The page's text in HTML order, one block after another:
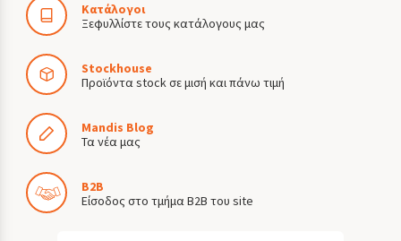
Κατάλογοι
Ξεφυλλίστε τους κατάλογους μας
Stockhouse
Προϊόντα stock σε μισή και πάνω τιμή
Mandis Blog
Τα νέα μας
B2B
Είσοδος στο τμήμα B2B του site